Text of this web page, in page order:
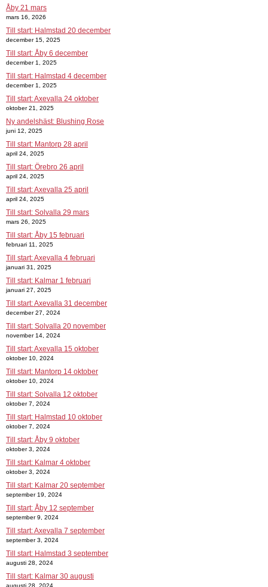
Åby 21 mars
mars 16, 2026
Till start: Halmstad 20 december
december 15, 2025
Till start: Åby 6 december
december 1, 2025
Till start: Halmstad 4 december
december 1, 2025
Till start: Axevalla 24 oktober
oktober 21, 2025
Ny andelshäst: Blushing Rose
juni 12, 2025
Till start: Mantorp 28 april
april 24, 2025
Till start: Örebro 26 april
april 24, 2025
Till start: Axevalla 25 april
april 24, 2025
Till start: Solvalla 29 mars
mars 26, 2025
Till start: Åby 15 februari
februari 11, 2025
Till start: Axevalla 4 februari
januari 31, 2025
Till start: Kalmar 1 februari
januari 27, 2025
Till start: Axevalla 31 december
december 27, 2024
Till start: Solvalla 20 november
november 14, 2024
Till start: Axevalla 15 oktober
oktober 10, 2024
Till start: Mantorp 14 oktober
oktober 10, 2024
Till start: Solvalla 12 oktober
oktober 7, 2024
Till start: Halmstad 10 oktober
oktober 7, 2024
Till start: Åby 9 oktober
oktober 3, 2024
Till start: Kalmar 4 oktober
oktober 3, 2024
Till start: Kalmar 20 september
september 19, 2024
Till start: Åby 12 september
september 9, 2024
Till start: Axevalla 7 september
september 3, 2024
Till start: Halmstad 3 september
augusti 28, 2024
Till start: Kalmar 30 augusti